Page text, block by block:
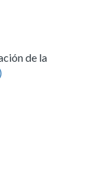
de la